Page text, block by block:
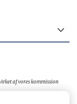
af vores kommission